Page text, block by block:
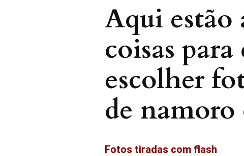
Aqui estão
coisas
escolher
de
Fotos tiradas com flash